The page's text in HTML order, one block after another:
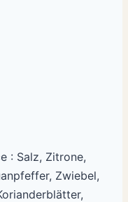
: Salz, Zitrone,
Zwiebel,